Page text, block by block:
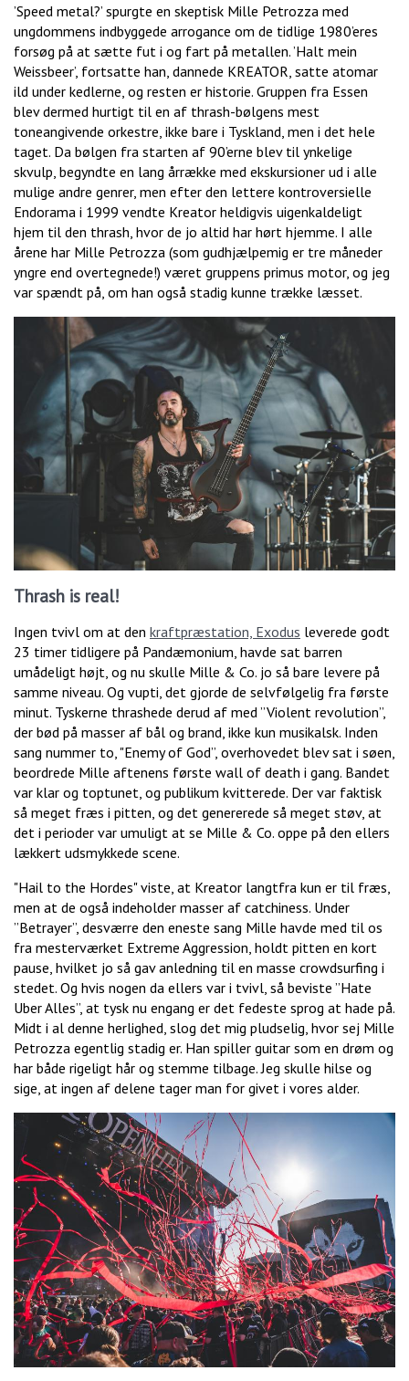
’Speed metal?’ spurgte en skeptisk Mille Petrozza med
ungdommens indbyggede arrogance om de tidlige 1980’eres
forsøg på at sætte fut i og fart på metallen. ’Halt mein
Weissbeer’, fortsatte han, dannede KREATOR, satte atomar
ild under kedlerne, og resten er historie. Gruppen fra Essen
blev dermed hurtigt til en af thrash-bølgens mest
toneangivende orkestre, ikke bare i Tyskland, men i det hele
taget. Da bølgen fra starten af 90’erne blev til ynkelige
skvulp, begyndte en lang årrække med ekskursioner ud i alle
mulige andre genrer, men efter den lettere kontroversielle
Endorama i 1999 vendte Kreator heldigvis uigenkaldeligt
hjem til den thrash, hvor de jo altid har hørt hjemme. I alle
årene har Mille Petrozza (som gudhjælpemig er tre måneder
yngre end overtegnede!) været gruppens primus motor, og jeg
var spændt på, om han også stadig kunne trække læsset.
Thrash is real!
Ingen tvivl om at den kraftpræstation, Exodus leverede godt
23 timer tidligere på Pandæmonium, havde sat barren
umådeligt højt, og nu skulle Mille & Co. jo så bare levere på
samme niveau. Og vupti, det gjorde de selvfølgelig fra første
minut. Tyskerne thrashede derud af med ”Violent revolution”,
der bød på masser af bål og brand, ikke kun musikalsk. Inden
sang nummer to, "Enemy of God”, overhovedet blev sat i søen,
beordrede Mille aftenens første wall of death i gang. Bandet
var klar og toptunet, og publikum kvitterede. Der var faktisk
så meget fræs i pitten, og det genererede så meget støv, at
det i perioder var umuligt at se Mille & Co. oppe på den ellers
lækkert udsmykkede scene.
"Hail to the Hordes" viste, at Kreator langtfra kun er til fræs,
men at de også indeholder masser af catchiness. Under
”Betrayer”, desværre den eneste sang Mille havde med til os
fra mesterværket Extreme Aggression, holdt pitten en kort
pause, hvilket jo så gav anledning til en masse crowdsurfing i
stedet. Og hvis nogen da ellers var i tvivl, så beviste ”Hate
Uber Alles”, at tysk nu engang er det fedeste sprog at hade på.
Midt i al denne herlighed, slog det mig pludselig, hvor sej Mille
Petrozza egentlig stadig er. Han spiller guitar som en drøm og
har både rigeligt hår og stemme tilbage. Jeg skulle hilse og
sige, at ingen af delene tager man for givet i vores alder.